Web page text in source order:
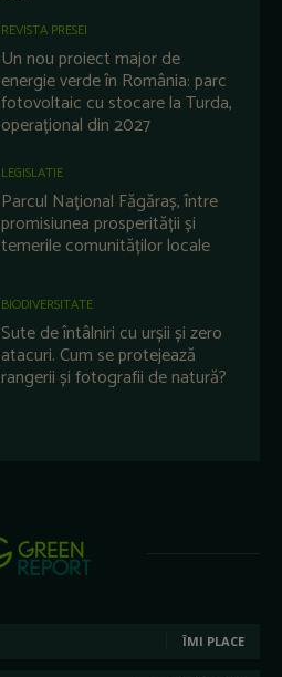
REVISTA PRESEI
Un nou proiect major de
energie verde în România: parc
fotovoltaic cu stocare la Turda,
operațional din 2027
LEGISLATIE
Parcul Național Făgăraș, între
promisiunea prosperității și
temerile comunităților locale
BIODIVERSITATE
Sute de întâlniri cu urșii și zero
atacuri. Cum se protejează
rangerii și fotografii de natură?
ÎMI PLACE